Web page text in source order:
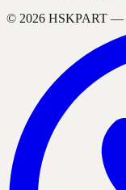
© 2026 HSKPART —